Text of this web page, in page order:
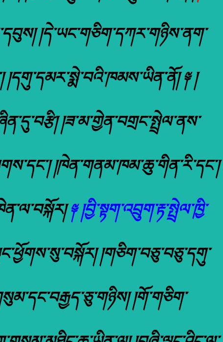
།དེ་ཡང་གཅིག་དཀར་གཉིས་ནག་
༈ །
།ཟ་མ་གྱེན་བགྲང་སྤྲེལ་ནས་
།ཁེན་གནམ་ཁམ་ཆུ་གིན་རི་དང་།
༈ །བྱི་སྟག་འབྲུག་རྟ་སྤྲེལ་ཁྱི་
།གཅིག་བཅུ་བཅུ་དགུ་
།གོ་གཅིག་